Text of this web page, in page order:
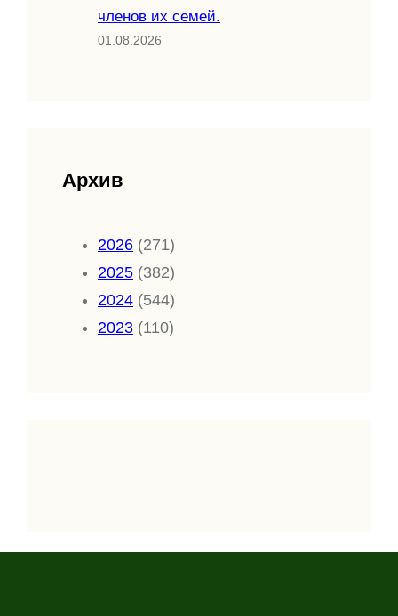
членов их семей.
01.08.2026
Архив
2026 (271)
2025 (382)
2024 (544)
2023 (110)